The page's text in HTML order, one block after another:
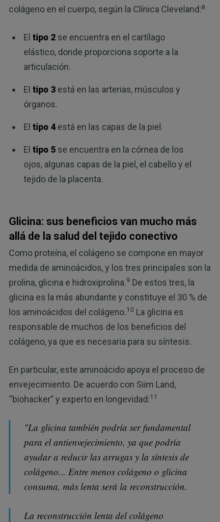
colágeno en el cuerpo, según la Clínica Cleveland:8
El tipo 2 se encuentra en el cartílago
elástico, donde proporciona soporte a la
articulación.
El tipo 3está en las arterias, músculos y
órganos.
El tipo 4está en las capas de la piel.
El tipo 5 se encuentra en la córnea de los
ojos, algunas capas de la piel, el cabello y el
tejido de la placenta.
Glicina: sus beneficios van mucho más
allá de la salud del tejido conectivo
Como proteína, el colágeno se compone en mayor
medida de aminoácidos, y los tres principales son la
prolina, glicina e hidroxiprolina.9 De estos tres, la
glicina es la más abundante y constituye el 30 % de
los aminoácidos del colágeno.10 La glicina es
responsable de muchos de los beneficios del
colágeno, ya que es necesaria para su síntesis.
En particular, este aminoácido apoya el proceso de
envejecimiento. De acuerdo con Siim Land,
“biohacker” y experto en longevidad:11
"La glicina también podría ser fundamental
para el antienvejecimiento, ya que podría
ayudar a reducir las arrugas y la síntesis de
colágeno... Entre menos colágeno o glicina
consuma, más lenta será la reconstrucción.
La reconstrucción lenta del colágeno